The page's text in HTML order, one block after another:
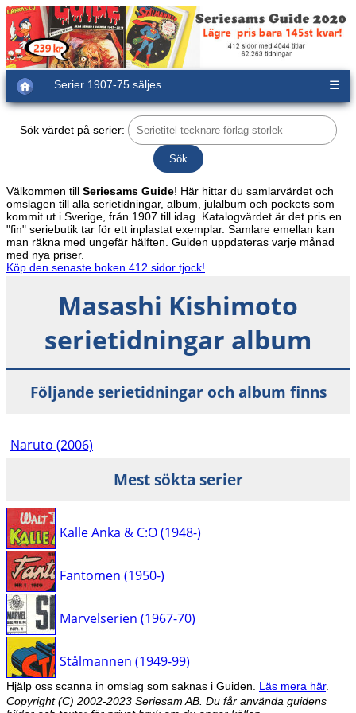
Serier 1907-75 säljes ☰
Sök värdet på serier:
Välkommen till Seriesams Guide! Här hittar du samlarvärdet och
omslagen till alla serietidningar, album, julalbum och pockets som
kommit ut i Sverige, från 1907 till idag. Katalogvärdet är det pris en
"fin" seriebutik tar för ett inplastat exemplar. Samlare emellan kan
man räkna med ungefär hälften. Guiden uppdateras varje månad
med nya priser.
Köp den senaste boken 412 sidor tjock!
Masashi Kishimoto
serietidningar album
Följande serietidningar och album finns
Naruto (2006)
Mest sökta serier
Kalle Anka & C:O (1948-)
Fantomen (1950-)
Marvelserien (1967-70)
Stålmannen (1949-99)
Hjälp oss scanna in omslag som saknas i Guiden. Läs mera här.
Copyright (C) 2002-2023 Seriesam AB. Du får använda guidens